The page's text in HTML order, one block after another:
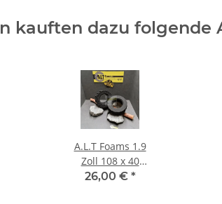
kauften dazu folgende
A.L.T Foams 1.9
Zoll 108 x 40
mm für 1 Lage
26,00 € *